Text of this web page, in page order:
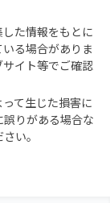
た情報をもとに
る場合がありま
イト等でご確認
て生じた損害に
りがある場合な
い。